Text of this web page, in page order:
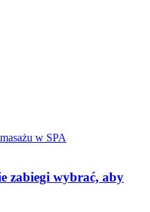
zabiegi wybrać, aby